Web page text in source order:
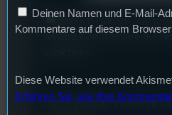
Deinen Namen und E-
weitere Kommentare auf
Diese Website verwendet
Deinen Namen und E-Mail-
Kommentare auf diesem
Diese Website verwendet
Erfahren Sie, wie Ihre